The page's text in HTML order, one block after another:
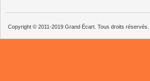
Copyright © 2011-2019 Grand Écart. Tous droits réservés.